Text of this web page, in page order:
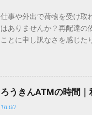
「Unicode（ユニコード）
所」のような番号が割り振
び出すことができるのです
できます。 具体的な手順
角」にする（※重要）。 **
力した数字が、一瞬で対応
仕事や外出で荷物を受け取
はありませんか？再配達の
ことに申し訳なさを感じた
ビス「スマートクラブ」
なります。この記事では、
す。 佐川急便の再配達が
会員サービス「スマート
す。 以前はウェブサイト
ろうきんATMの時間
18:00